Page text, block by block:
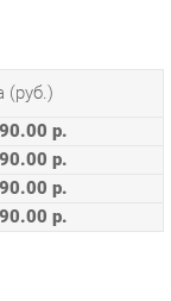
р.
р.
Широкая
обивки